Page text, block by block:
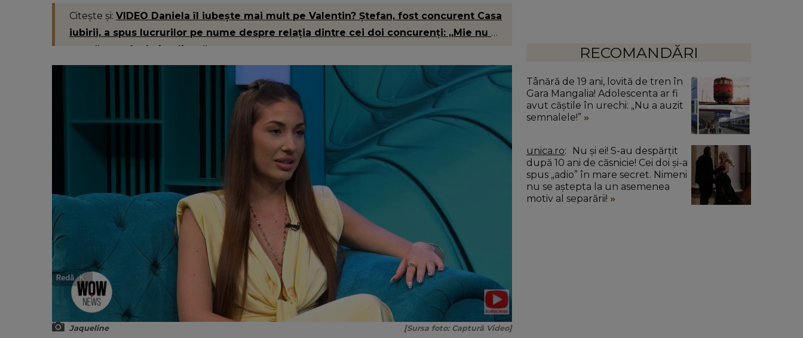
Citește și: VIDEO Daniela îl iubește mai mult pe Valentin? Ștefan, fost concurent Casa
iubirii, a spus lucrurilor pe nume despre relația dintre cei doi concurenți: „Mie nu mi
s-a părut atât de implicat.”
Jaqueline [Sursa foto: Captură Video]
RECOMANDĂRI
Tânără de 19 ani, lovită de tren în
Gara Mangalia! Adolescenta ar fi
avut căștile în urechi: „Nu a auzit
semnalele!”
unica.ro
după 10 ani de căsnicie! Cei doi și-a
spus „adio” în mare secret. Nimeni
nu se aștepta la un asemenea
motiv al separării!